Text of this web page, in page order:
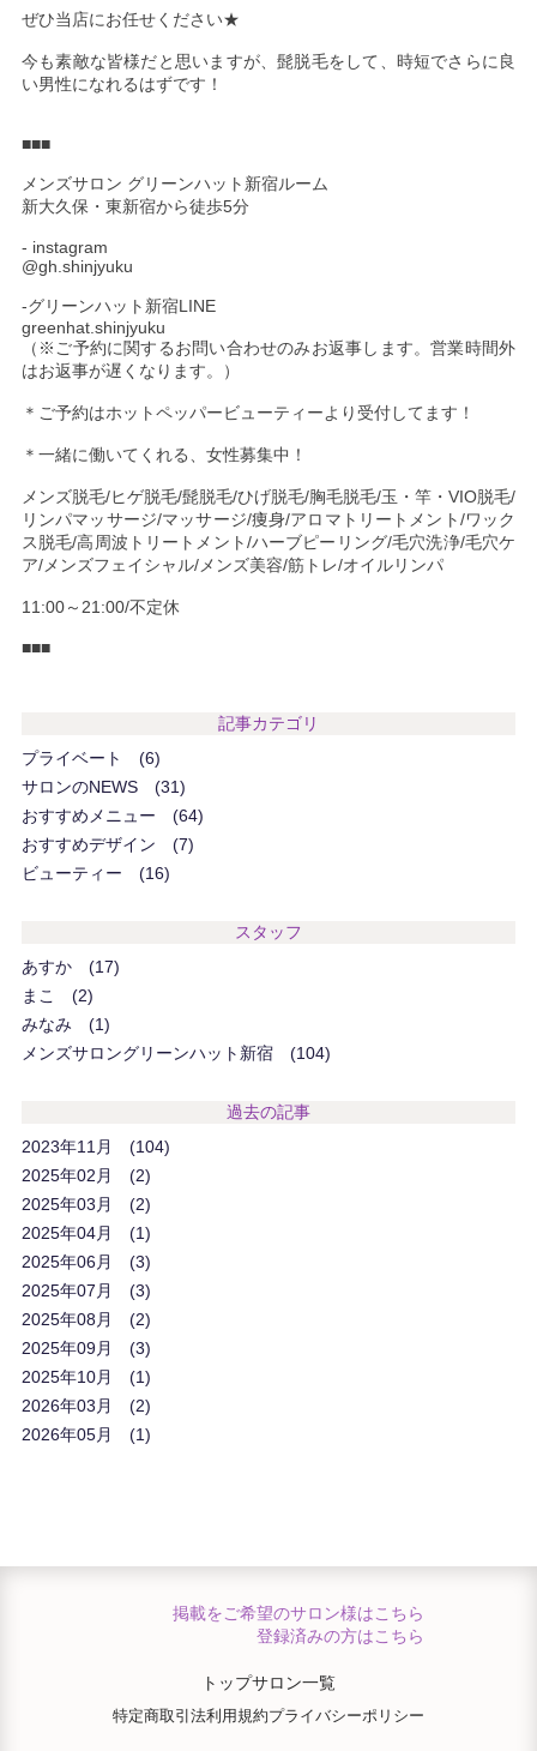
ぜひ当店にお任せください★
今も素敵な皆様だと思いますが、髭脱毛をして、時短でさらに良
い男性になれるはずです！
■■■
メンズサロン グリーンハット新宿ルーム
新大久保・東新宿から徒歩5分
- instagram
@gh.shinjyuku
-グリーンハット新宿LINE
greenhat.shinjyuku
（※ご予約に関するお問い合わせのみお返事します。営業時間外
はお返事が遅くなります。）
＊ご予約はホットペッパービューティーより受付してます！
＊一緒に働いてくれる、女性募集中！
メンズ脱毛/ヒゲ脱毛/髭脱毛/ひげ脱毛/胸毛脱毛/玉・竿・VIO脱毛/
リンパマッサージ/マッサージ/痩身/アロマトリートメント/ワック
ス脱毛/高周波トリートメント/ハーブピーリング/毛穴洗浄/毛穴ケ
ア/メンズフェイシャル/メンズ美容/筋トレ/オイルリンパ
11:00～21:00/不定休
■■■
記事カテゴリ
プライベート
6
サロンのNEWS
31
おすすめメニュー
64
おすすめデザイン
7
ビューティー
16
スタッフ
あすか
17
まこ
2
みなみ
1
メンズサロングリーンハット新宿
104
過去の記事
2023年11月
104
2025年02月
2
2025年03月
2
2025年04月
1
2025年06月
3
2025年07月
3
2025年08月
2
2025年09月
3
2025年10月
1
2026年03月
2
2026年05月
1
掲載をご希望のサロン様はこちら
登録済みの方はこちら
トップサロン一覧
特定商取引法利用規約プライバシーポリシー